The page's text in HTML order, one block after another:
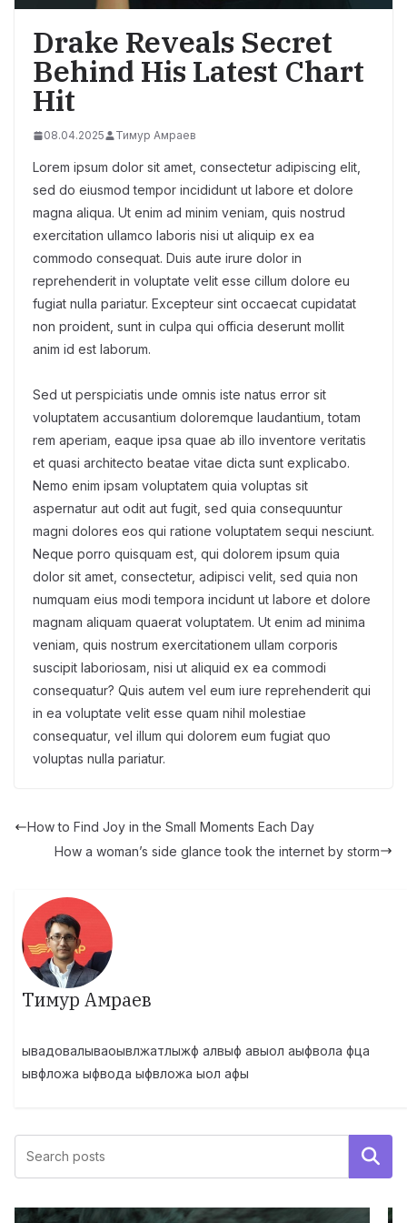
Drake Reveals Secret
Behind His Latest Chart
Hit
08.04.2025 Тимур Амраев
Lorem ipsum dolor sit amet, consectetur adipiscing elit,
sed do eiusmod tempor incididunt ut labore et dolore
magna aliqua. Ut enim ad minim veniam, quis nostrud
exercitation ullamco laboris nisi ut aliquip ex ea
commodo consequat. Duis aute irure dolor in
reprehenderit in voluptate velit esse cillum dolore eu
fugiat nulla pariatur. Excepteur sint occaecat cupidatat
non proident, sunt in culpa qui officia deserunt mollit
anim id est laborum.
Sed ut perspiciatis unde omnis iste natus error sit
voluptatem accusantium doloremque laudantium, totam
rem aperiam, eaque ipsa quae ab illo inventore veritatis
et quasi architecto beatae vitae dicta sunt explicabo.
Nemo enim ipsam voluptatem quia voluptas sit
aspernatur aut odit aut fugit, sed quia consequuntur
magni dolores eos qui ratione voluptatem sequi nesciunt.
Neque porro quisquam est, qui dolorem ipsum quia
dolor sit amet, consectetur, adipisci velit, sed quia non
numquam eius modi tempora incidunt ut labore et dolore
magnam aliquam quaerat voluptatem. Ut enim ad minima
veniam, quis nostrum exercitationem ullam corporis
suscipit laboriosam, nisi ut aliquid ex ea commodi
consequatur? Quis autem vel eum iure reprehenderit qui
in ea voluptate velit esse quam nihil molestiae
consequatur, vel illum qui dolorem eum fugiat quo
voluptas nulla pariatur.
How to Find Joy in the Small Moments Each Day
How a woman’s side glance took the internet by storm
Тимур Амраев
ывадовалываоывлжатлыжф алвыф авыол аыфвола фца
ывфложа ыфвода ыфвложа ыол афы
Поиск